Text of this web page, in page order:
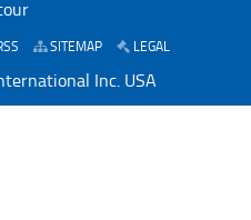
SITEMAP LEGAL
Inc. USA